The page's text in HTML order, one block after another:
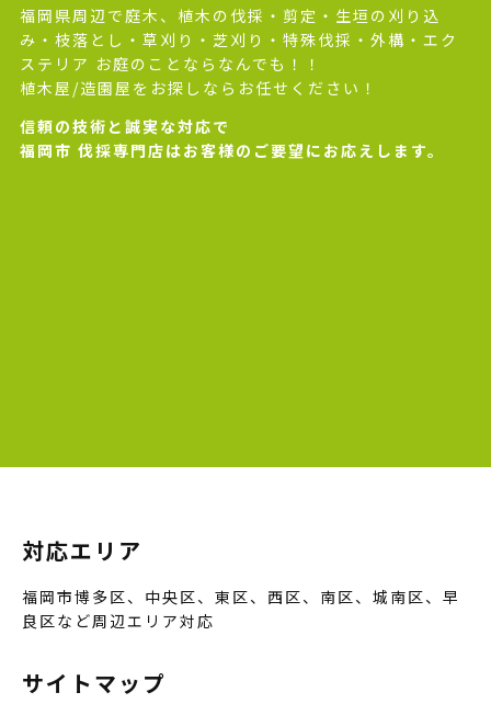
福岡県周辺で庭木、植木の伐採・剪定・生垣の刈り込
み・枝落とし・草刈り・芝刈り・特殊伐採・外構・エク
ステリア お庭のことならなんでも！！
植木屋/造園屋をお探しならお任せください！
信頼の技術と誠実な対応で
福岡市 伐採専門店はお客様のご要望にお応えします。
対応エリア
福岡市博多区、中央区、東区、西区、南区、城南区、早
良区など周辺エリア対応
サイトマップ